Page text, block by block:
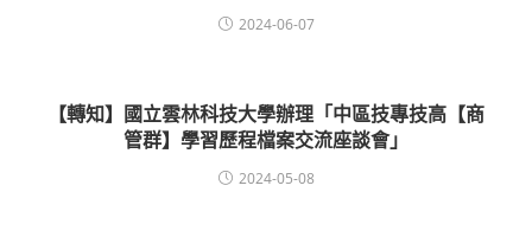
2024-06-07
【轉知】國立雲林科技大學辦理「中區技專技高【商
管群】學習歷程檔案交流座談會」
2024-05-08